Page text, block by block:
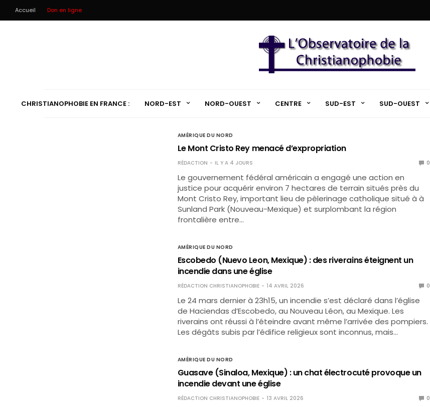
Accueil Don en ligne
CHRISTIANOPHOBIE EN FRANCE : NORD-EST NORD-OUEST CENTRE SUD-EST SUD-OUEST
AMÉRIQUE DU NORD
Le Mont Cristo Rey menacé d’expropriation
RÉDACTION IL Y A 4 JOURS 0
Le gouvernement fédéral américain a engagé une action en
justice pour acquérir environ 7 hectares de terrain situés près du
Mont Cristo Rey, important lieu de pèlerinage catholique situé à à
Sunland Park (Nouveau-Mexique) et surplombant la région
frontalière entre…
AMÉRIQUE DU NORD
Escobedo (Nuevo Leon, Mexique) : des riverains éteignent un
incendie dans une église
RÉDACTION CHRISTIANOPHOBIE 14 AVRIL 2026 0
Le 24 mars dernier à 23h15, un incendie s’est déclaré dans l’église
de Haciendas d’Escobedo, au Nouveau Léon, au Mexique. Les
riverains ont réussi à l’éteindre avant même l’arrivée des pompiers.
Les dégâts subis par l’édifice religieux sont inconnus, mais…
AMÉRIQUE DU NORD
Guasave (Sinaloa, Mexique) : un chat électrocuté provoque un
incendie devant une église
RÉDACTION CHRISTIANOPHOBIE 13 AVRIL 2026 0